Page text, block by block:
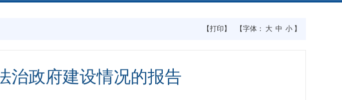
【打印】 【字体： 大 中 小 】
治政府建设情况的报告